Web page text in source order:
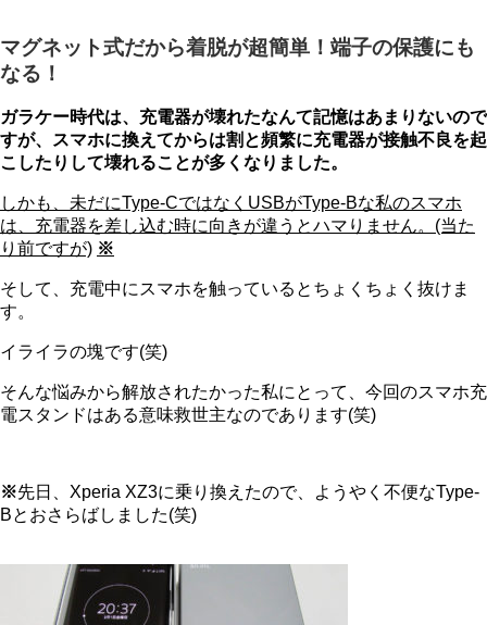
マグネット式だから着脱が超簡単！端子の保護にも
なる！
ガラケー時代は、充電器が壊れたなんて記憶はあまりないので
すが、スマホに換えてからは割と頻繁に充電器が接触不良を起
こしたりして壊れることが多くなりました。
しかも、未だにType-CではなくUSBがType-Bな私のスマホ
は、充電器を差し込む時に向きが違うとハマりません。(当た
り前ですが) ※
そして、充電中にスマホを触っているとちょくちょく抜けま
す。
イライラの塊です(笑)
そんな悩みから解放されたかった私にとって、今回のスマホ充
電スタンドはある意味救世主なのであります(笑)
※先日、Xperia XZ3に乗り換えたので、ようやく不便なType-
Bとおさらばしました(笑)